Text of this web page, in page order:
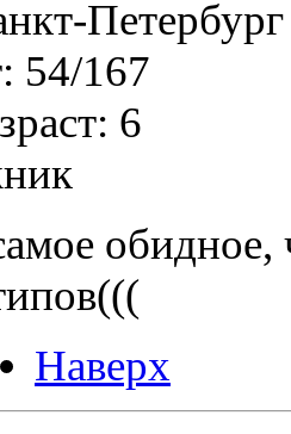
Петербург
54/167
6
обидное,
Наверх